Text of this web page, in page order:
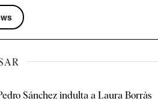
Sánchez indulta a Laura Borràs